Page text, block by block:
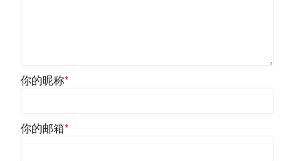
你的昵称*
你的邮箱*